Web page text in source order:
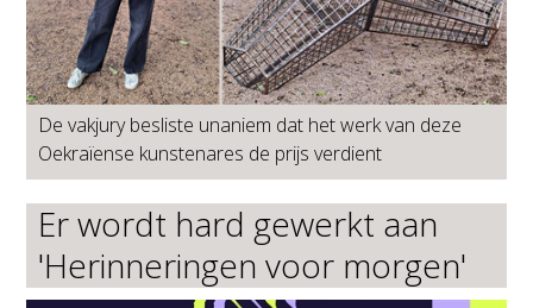
De vakjury besliste unaniem dat het werk van deze
Oekraïense kunstenares de prijs verdient
Er wordt hard gewerkt aan
'Herinneringen voor morgen'